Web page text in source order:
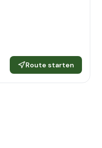
Route starten